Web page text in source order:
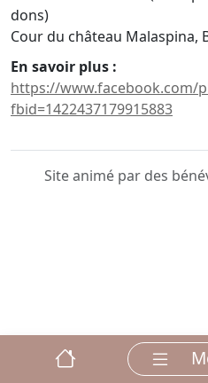
dons)
Cour du château Malaspina,
En savoir plus :
https://www.facebook.com/
fbid=1422437179915883
Site animé par des